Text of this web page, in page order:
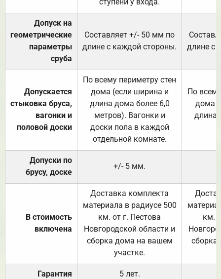
Допуск на
геометрические
параметры
сруба
Составляет +/- 50 мм по
длине с каждой стороны.
длине с
Допускается
стыковка бруса,
вагонки и
половой доски
По всему периметру стен
дома (если ширина и
длина дома более 6,0
метров). Вагонки и
доски пола в каждой
отдельной комнате.
По
дома
длина
Допуски по
брусу, доске
+/- 5 мм.
В стоимость
включена
Доставка комплекта
материала в радиусе 500
км. от г. Пестова
Новгородской области и
сборка дома на вашем
участке.
км.
Гарантия 5 лет.